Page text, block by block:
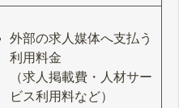
外部の求人媒体へ支払う
利用料金
（求人掲載費・人材サー
ビス利用料など）